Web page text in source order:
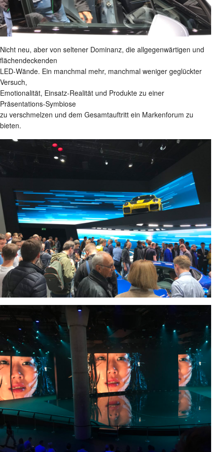
Nicht neu, aber von seltener Dominanz, die allgegenwärtigen und
flächendeckenden
LED-Wände. Ein manchmal mehr, manchmal weniger geglückter
Versuch,
Emotionalität, Einsatz-Realität und Produkte zu einer
Präsentations-Symbiose
zu verschmelzen und dem Gesamtauftritt ein Markenforum zu
bieten.